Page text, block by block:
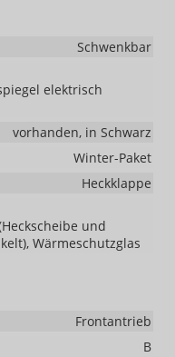
Schwenkbar
elektrisch
vorhanden, in Schwarz
Winter-Paket
Heckklappe
und
Wärmeschutzglas
Frontantrieb
B